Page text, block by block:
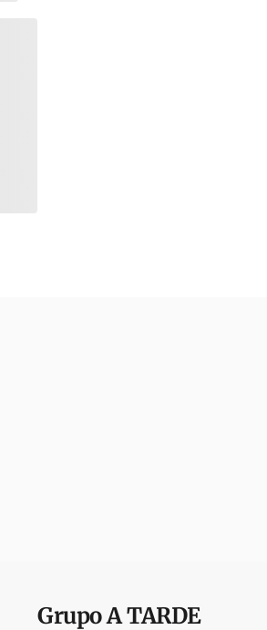
GrupoA TARDE